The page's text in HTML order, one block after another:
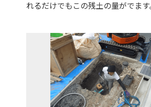
れるだけでもこの残土の量がでます